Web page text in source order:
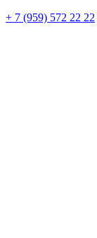
+ 7 (959) 572 22 22